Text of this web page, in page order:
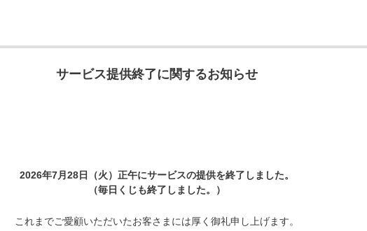
サービス提供終了に関するお知らせ
2026年7月28日（火）正午にサービスの提供を終了しました。
（毎日くじも終了しました。）
これまでご愛顧いただいたお客さまには厚く御礼申し上げます。